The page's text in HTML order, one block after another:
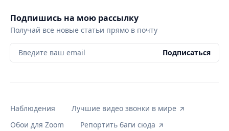
Подпишись на мою рассылку
Получай все новые статьи прямо в почту
Введите ваш email Подписаться
Наблюдения
Лучшие видео звонки в мире
Обои для Zoom
Репортить баги сюда